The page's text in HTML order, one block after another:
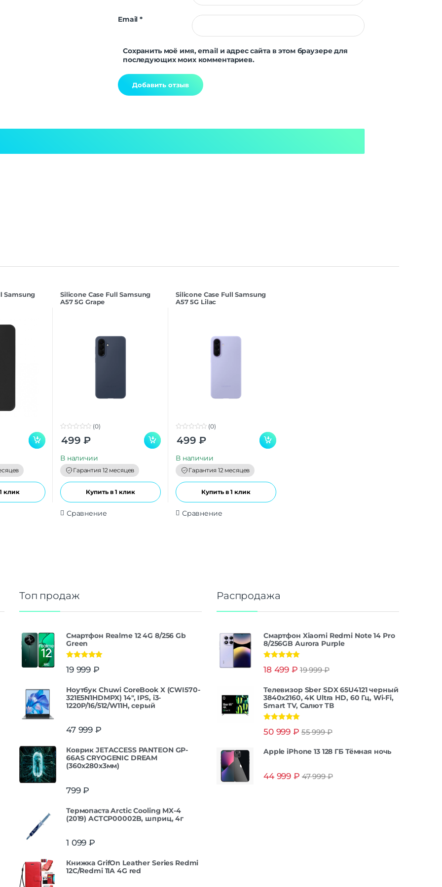
Email*
Сохранить моё имя, email и адрес сайта в этом браузере для
последующих моих комментариев.
Samsung
клик
Silicone Case Full Samsung
A57 5G Grape
o
o
(0)
499 ₽
В наличии
Гарантия 12 месяцев
Купить в 1 клик
Сравнение
Silicone Case Full Samsung
A57 5G Lilac
o
o
(0)
499 ₽
В наличии
Гарантия 12 месяцев
Купить в 1 клик
Сравнение
Топ продаж
Смартфон Realme 12 4G 8/256 Gb
Green
из 5
19 999 ₽
Ноутбук Chuwi CoreBook X (CWI570-
321E5N1HDMPX) 14", IPS, i3-
1220P/16/512/W11H, серый
47 999 ₽
Коврик JETACCESS PANTEON GP-
66AS CRYOGENIC DREAM
(360x280x3мм)
799₽
Термопаста Arctic Cooling MX-4
(2019) ACTCP00002B, шприц, 4г
1 099 ₽
Книжка GrifOn Leather Series Redmi
12C/Redmi 11A 4G red
Распродажа
Смартфон Xiaomi Redmi Note 14 Pro
8/256GB Aurora Purple
из 5
18 499 ₽ 19 999₽
Телевизор Sber SDX 65U4121 черный
3840x2160, 4K Ultra HD, 60 Гц, Wi-Fi,
Smart TV, Салют ТВ
из 5
50 999 ₽ 55 999₽
Apple iPhone 13 128 ГБ Тёмная ночь
44 999 ₽ 47 999₽